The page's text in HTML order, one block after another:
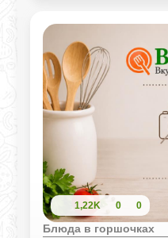
1,22K 0 0
Блюда в горшочках